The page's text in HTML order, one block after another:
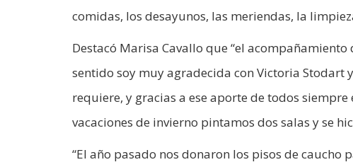
comidas, los desayunos, las meriendas, la
Destacó Marisa Cavallo que “el
sentido soy muy agradecida con Victoria Stodart
requiere, y gracias a ese aporte de todos
vacaciones de invierno pintamos dos salas y se
“El año pasado nos donaron los pisos de caucho